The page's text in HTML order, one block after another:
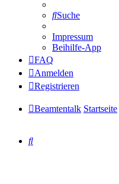
Suche
Impressum
Beihilfe-App
FAQ
Anmelden
Registrieren
Beamtentalk Startseite
Suche